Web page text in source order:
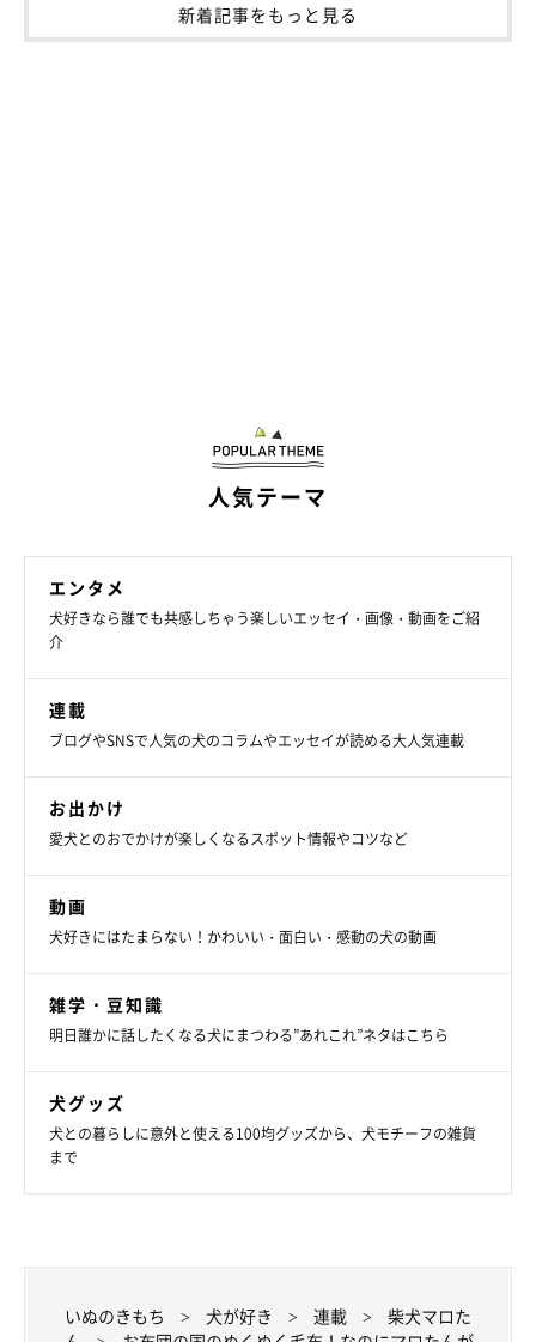
汗腺がないので、人間と一緒に寝ない限りマロたん的には普通の
新着記事をもっと見る
人気テーマ
エンタメ
犬好きなら誰でも共感しちゃう楽しいエッセイ・画像・動画をご紹
介
連載
ブログやSNSで人気の犬のコラムやエッセイが読める大人気連載
お出かけ
愛犬とのおでかけが楽しくなるスポット情報やコツなど
動画
犬好きにはたまらない！かわいい・面白い・感動の犬の動画
雑学・豆知識
明日誰かに話したくなる犬にまつわる”あれこれ”ネタはこちら
犬グッズ
犬との暮らしに意外と使える100均グッズから、犬モチーフの雑貨
まで
いぬのきもち 犬が好き 連載
柴犬マロた